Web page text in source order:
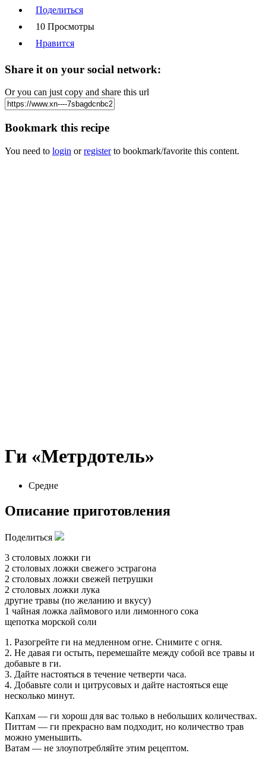
Поделиться
10 Просмотры
Нравится
Share it on your social network:
Or you can just copy and share this url
Bookmark this recipe
You need to login orregisterto bookmark/favorite this content.
Ги «Метрдотель»
Средне
Описание приготовления
Поделиться
3 столовых ложки ги
2 столовых ложки свежего эстрагона
2 столовых ложки свежей петрушки
2 столовых ложки лука
другие травы (по желанию и вкусу)
1 чайная ложка лаймового или лимонного сока
щепотка морской соли
1. Разогрейте ги на медленном огне. Снимите с огня.
2. Не давая ги остыть, перемешайте между собой все травы и
добавьте в ги.
3. Дайте настояться в течение четверти часа.
4. Добавьте соли и цитрусовых и дайте настояться еще
несколько минут.
Капхам — ги хорош для вас только в небольших количествах.
Питтам — ги прекрасно вам подходит, но количество трав
можно уменьшить.
Ватам — не злоупотребляйте этим рецептом.